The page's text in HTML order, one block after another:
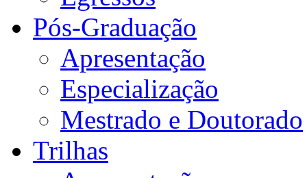
Pós-Graduação
Apresentação
Especialização
Mestrado e Doutorado
Trilhas